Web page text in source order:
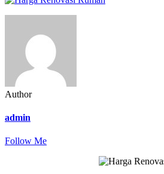
Author
admin
Follow Me